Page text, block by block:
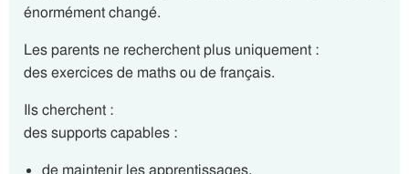
énormément changé.
Les parents ne recherchent plus uniquement :
des exercices de maths ou de français.
Ils cherchent :
des supports capables :
de maintenir les apprentissages,